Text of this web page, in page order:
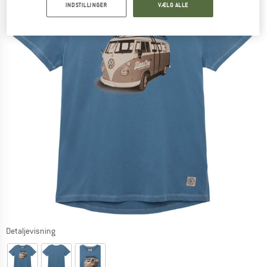
Detaljevisning
INDSTILLINGER VÆLG ALLE